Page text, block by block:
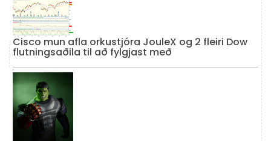
Cisco mun afla orkustjóra JouleX og 2 fleiri Dow
flutningsaðila til að fylgjast með